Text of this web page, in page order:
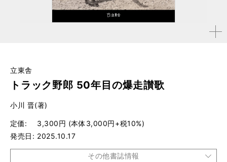
拡大す
立東舎
トラック野郎 50年目の爆走讃歌
小川 晋(著)
定価
3,300円 (本体3,000円+税10%)
発売日
2025.10.17
その他書誌情報